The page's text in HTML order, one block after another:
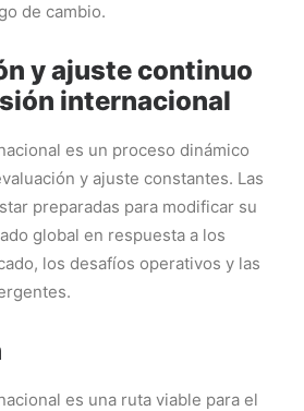
de cambio.
y ajuste continuo
internacional
es un proceso dinámico
y ajuste constantes. Las
preparadas para modificar su
global en respuesta a los
los desafíos operativos y las
es una ruta viable para el